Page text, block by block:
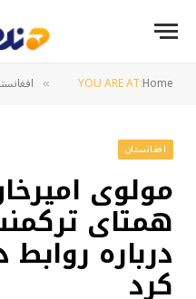
YOU ARE AT:Home
»
افغانستان
مولوی
همتای
درباره
کرد